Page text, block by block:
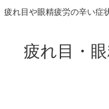
疲れ目や眼精疲労の辛い症
疲れ目・